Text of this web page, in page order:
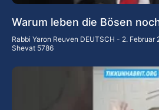
Warum leben die Bösen
Rabbi Yaron Reuven DEUTSCH
2. Februar
Shevat 5786